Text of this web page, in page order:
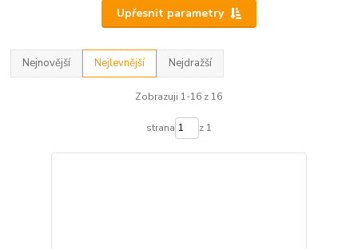
Upřesnit parametry
Nejnovější Nejlevnější Nejdražší
Zobrazuji 1-16 z 16
strana z 1